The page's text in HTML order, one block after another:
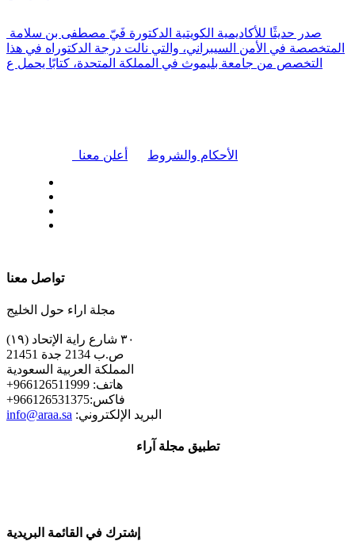
المتخصصة في الأمن السيبراني، والتي نالت درجة الدكتوراه في هذا
التخصص من جامعة بليموث في المملكة المتحدة، كتابًا يحمل ع
أعلن معنا الأحكام والشروط
تواصل معنا
مجلة اراء حول الخليج
٣٠ شارع راية الإتحاد (١٩)
ص.ب 2134 جدة 21451
المملكة العربية السعودية
+هاتف: 966126511999
+فاكس:966126531375
info@araa.sa :البريد الإلكتروني
تطبيق مجلة آراء
إشترك في القائمة البريدية